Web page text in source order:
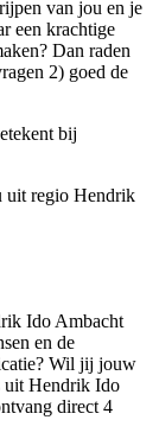
van jou en je
een krachtige
Dan raden
2) goed de
bij
uit regio Hendrik
Ido Ambacht
en de
Wil jij jouw
uit Hendrik Ido
direct 4